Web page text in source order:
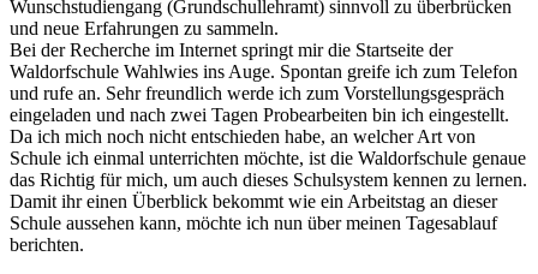
Wunschstudiengang (Grundschullehramt) sinnvoll zu überbrücken
und neue Erfahrungen zu sammeln.
Bei der Recherche im Internet springt mir die Startseite der
Waldorfschule Wahlwies ins Auge. Spontan greife ich zum Telefon
und rufe an. Sehr freundlich werde ich zum Vorstellungsgespräch
eingeladen und nach zwei Tagen Probearbeiten bin ich eingestellt.
Da ich mich noch nicht entschieden habe, an welcher Art von
Schule ich einmal unterrichten möchte, ist die Waldorfschule genaue
das Richtig für mich, um auch dieses Schulsystem kennen zu lernen.
Damit ihr einen Überblick bekommt wie ein Arbeitstag an dieser
Schule aussehen kann, möchte ich nun über meinen Tagesablauf
berichten.